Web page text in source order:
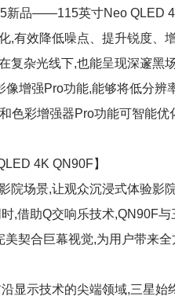
品——115英寸Neo QLED
,有效降低噪点、提升锐度、
复杂光线下,也能呈现深邃黑
像增强Pro功能,能够将低分
色彩增强器Pro功能可智能
4K QN90F】
场景,让观众沉浸式体验影
,借助Q交响乐技术,QN90F
契合巨幕视觉,为用户带来
示技术的尖端领域,三星始